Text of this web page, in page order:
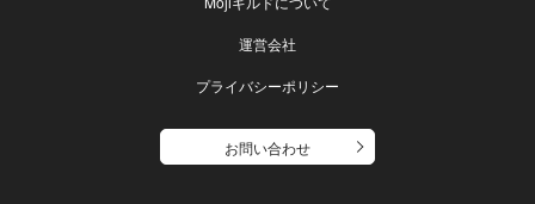
運営会社
プライバシーポリシー
お問い合わせ